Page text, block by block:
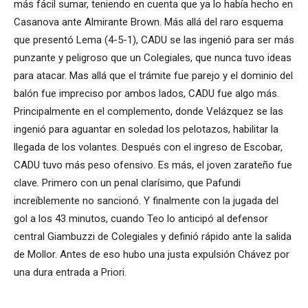
más fácil sumar, teniendo en cuenta que ya lo había hecho en
Casanova ante Almirante Brown. Más allá del raro esquema
que presentó Lema (4-5-1), CADU se las ingenió para ser más
punzante y peligroso que un Colegiales, que nunca tuvo ideas
para atacar. Mas allá que el trámite fue parejo y el dominio del
balón fue impreciso por ambos lados, CADU fue algo más.
Principalmente en el complemento, donde Velázquez se las
ingenió para aguantar en soledad los pelotazos, habilitar la
llegada de los volantes. Después con el ingreso de Escobar,
CADU tuvo más peso ofensivo. Es más, el joven zarateño fue
clave. Primero con un penal clarísimo, que Pafundi
increíblemente no sancionó. Y finalmente con la jugada del
gol a los 43 minutos, cuando Teo lo anticipó al defensor
central Giambuzzi de Colegiales y definió rápido ante la salida
de Mollor. Antes de eso hubo una justa expulsión Chávez por
una dura entrada a Priori.